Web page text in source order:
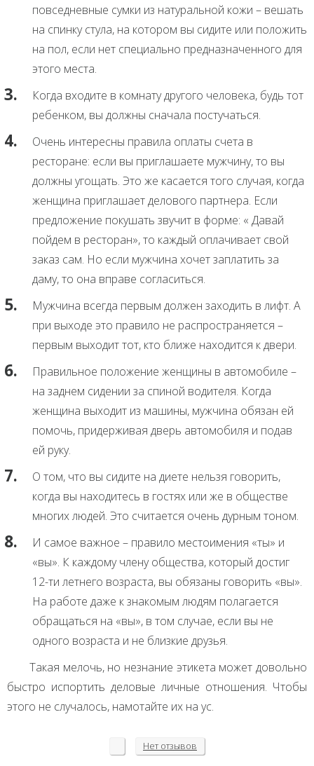
повседневные сумки из натуральной кожи – вешать
на спинку стула, на котором вы сидите или положить
на пол, если нет специально предназначенного для
этого места.
Когда входите в комнату другого человека, будь тот
ребенком, вы должны сначала постучаться.
Очень интересны правила оплаты счета в
ресторане: если вы приглашаете мужчину, то вы
должны угощать. Это же касается того случая, когда
женщина приглашает делового партнера. Если
предложение покушать звучит в форме: « Давай
пойдем в ресторан», то каждый оплачивает свой
заказ сам. Но если мужчина хочет заплатить за
даму, то она вправе согласиться.
Мужчина всегда первым должен заходить в лифт. А
при выходе это правило не распространяется –
первым выходит тот, кто ближе находится к двери.
Правильное положение женщины в автомобиле –
на заднем сидении за спиной водителя. Когда
женщина выходит из машины, мужчина обязан ей
помочь, придерживая дверь автомобиля и подав
ей руку.
О том, что вы сидите на диете нельзя говорить,
когда вы находитесь в гостях или же в обществе
многих людей. Это считается очень дурным тоном.
И самое важное – правило местоимения «ты» и
«вы». К каждому члену общества, который достиг
12-ти летнего возраста, вы обязаны говорить «вы».
На работе даже к знакомым людям полагается
обращаться на «вы», в том случае, если вы не
одного возраста и не близкие друзья.
Такая мелочь, но незнание этикета может довольно
быстро испортить деловые личные отношения. Чтобы
этого не случалось, намотайте их на ус.
Нет отзывов